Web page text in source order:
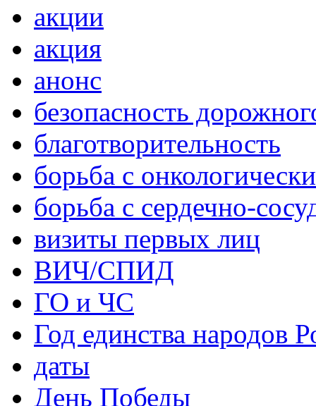
акции
акция
анонс
безопасность
благотворительность
борьба с
борьба с сердечно-
визиты первых лиц
ВИЧ/СПИД
ГО и ЧС
Год единства народов
даты
День Победы